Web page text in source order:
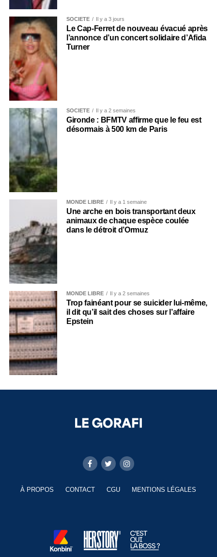
SOCIÉTÉ Il y a 3 jours
Le Cap-Ferret de nouveau évacué après
l’annonce d’un concert solidaire d’Afida
Turner
SOCIÉTÉ Il y a 2 semaines
Gironde : BFMTV affirme que le feu est
désormais à 500 km de Paris
MONDE LIBRE Il y a 1 semaine
Une arche en bois transportant deux
animaux de chaque espèce coulée
dans le détroit d’Ormuz
MONDE LIBRE Il y a 2 semaines
Trop fainéant pour se suicider lui-même,
il dit qu’il sait des choses sur l’affaire
Epstein
À PROPOS CONTACT CGU MENTIONS LÉGALES